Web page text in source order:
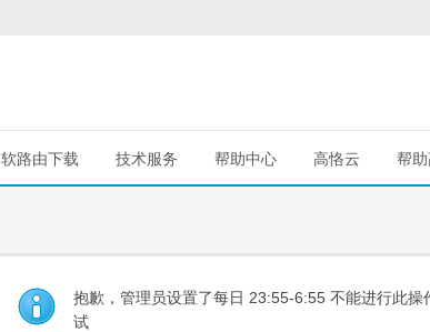
软路由下载 技术服务 帮助中心 高恪云 帮
抱歉，管理员设置了每日 23:55-6:55 不能进行此
试